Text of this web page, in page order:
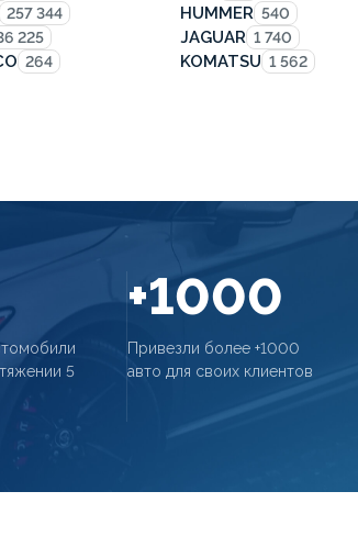
257 344 HUMMER 540
225 JAGUAR 1 740
264 KOMATSU 1 562
5
+1000
Привезли более +1000
авто для своих клиентов